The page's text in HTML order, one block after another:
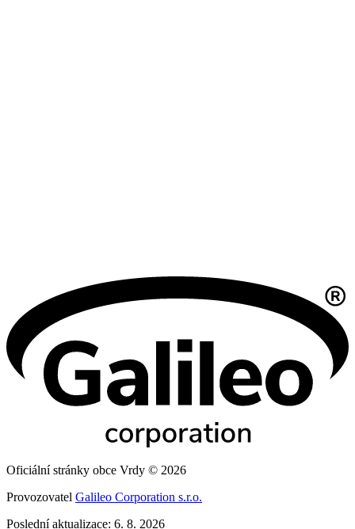
Oficiální stránky obce Vrdy © 2026
Provozovatel Galileo Corporation s.r.o.
Poslední aktualizace: 6. 8. 2026